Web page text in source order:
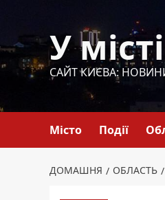
вмісту
У
САЙТ КИЄВА:
Місто Події
ДОМАШНЯ ОБЛАСТЬ